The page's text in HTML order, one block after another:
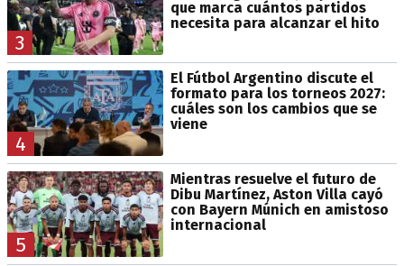
3
que marca cuántos partidos
necesita para alcanzar el hito
4
El Fútbol Argentino discute el
formato para los torneos 2027:
cuáles son los cambios que se
viene
5
Mientras resuelve el futuro de
Dibu Martínez, Aston Villa cayó
con Bayern Múnich en amistoso
internacional